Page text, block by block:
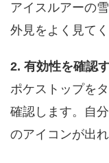
アイスルアーの
外見をよく見てく
2. 有効性を確認
ポケストップを
確認します。自
のアイコンが出